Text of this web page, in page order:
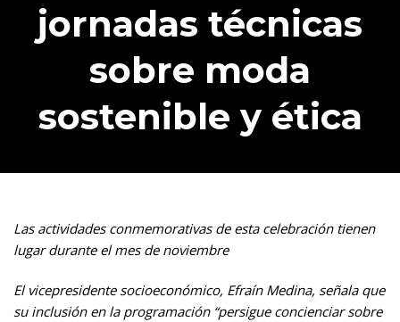
jornadas técnicas
sobre moda
sostenible y ética
Las actividades conmemorativas de esta celebración tienen
lugar durante el mes de noviembre
El vicepresidente socioeconómico, Efraín Medina, señala que
su inclusión en la programación “persigue concienciar sobre